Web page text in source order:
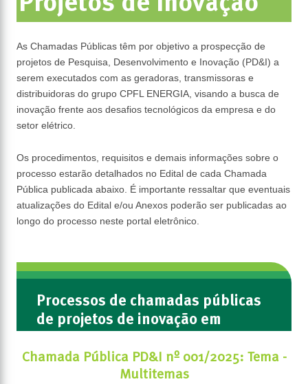
Chamada Pública - Projetos de Inovação
As Chamadas Públicas têm por objetivo a prospecção de
projetos de Pesquisa, Desenvolvimento e Inovação (PD&I) a
serem executados com as geradoras, transmissoras e
distribuidoras do grupo CPFL ENERGIA, visando a busca de
inovação frente aos desafios tecnológicos da empresa e do
setor elétrico.
Os procedimentos, requisitos e demais informações sobre o
processo estarão detalhados no Edital de cada Chamada
Pública publicada abaixo. É importante ressaltar que eventuais
atualizações do Edital e/ou Anexos poderão ser publicadas ao
longo do processo neste portal eletrônico.
Processos de chamadas públicas
de projetos de inovação em
andamento:
Chamada Pública PD&I nº 001/2025: Tema -
Multitemas